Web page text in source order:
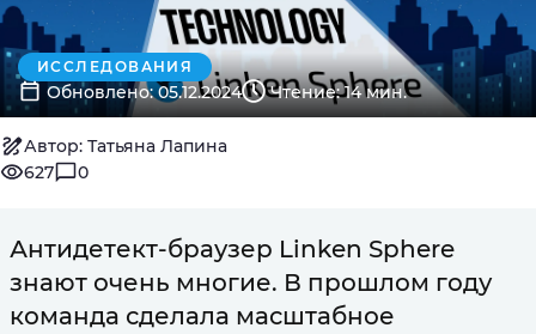
ИССЛЕДОВАНИЯ
Обновлено: 05.12.2024 Чтение: 14 мин.
Автор: Татьяна Лапина
627
0
Антидетект-браузер Linken Sphere
знают очень многие. В прошлом году
команда сделала масштабное